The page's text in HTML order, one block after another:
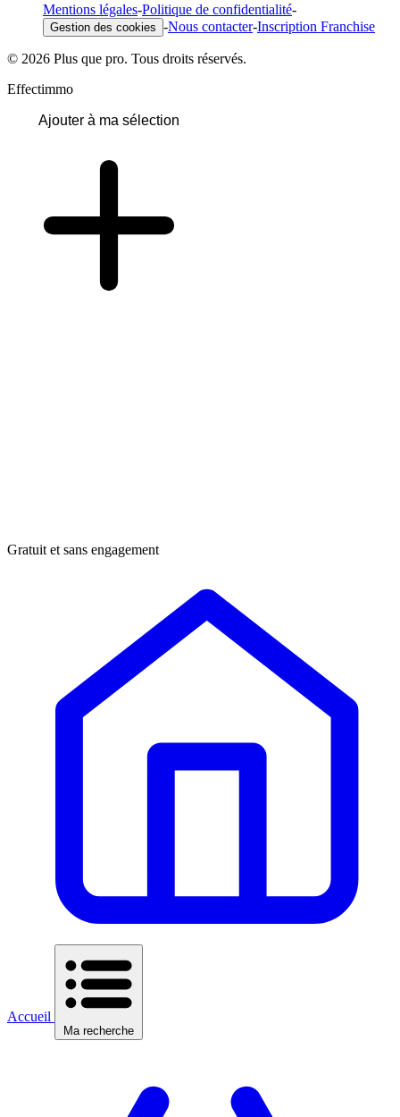
Mentions légales-Politique de confidentialité-
Gestion des cookies -Nous contacter-Inscription Franchise
© 2026 Plus que pro. Tous droits réservés.
Effectimmo
Ajouter à ma sélection
Gratuit et sans engagement
Accueil
Ma recherche